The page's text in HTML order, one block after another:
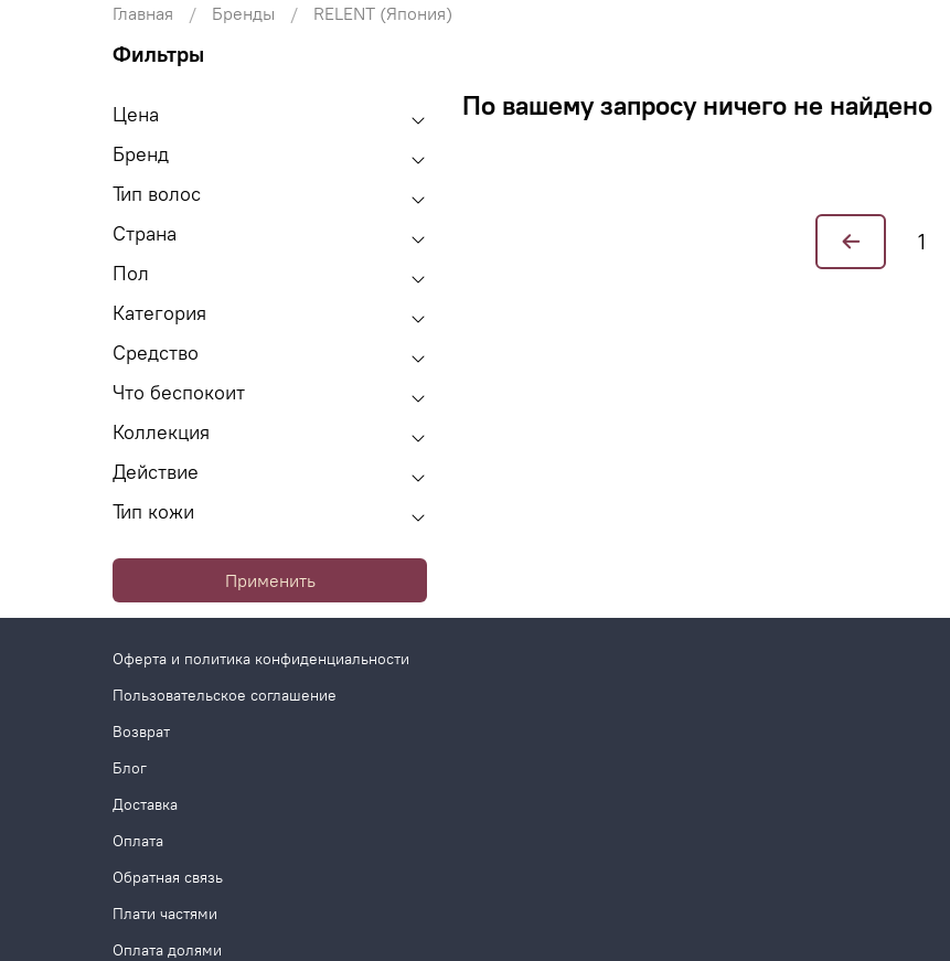
Главная Бренды RELENT (Япония)
По вашему запросу ничего не найдено
1
Фильтры
Цена
Бренд
Тип волос
Страна
Пол
Категория
Средство
Что беспокоит
Коллекция
Действие
Тип кожи
Применить
Оферта и политика конфиденциальности
Пользовательское соглашение
Возврат
Блог
Доставка
Оплата
Обратная связь
Плати частями
Оплата долями